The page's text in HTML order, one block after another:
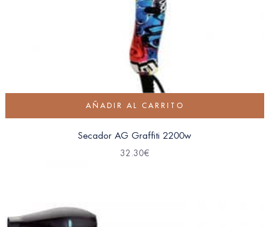
AÑADIR AL CARRITO
Secador AG Graffiti 2200w
32.30€